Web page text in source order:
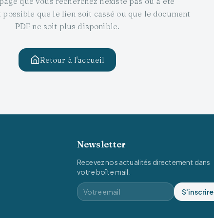
possible que le lien soit cassé ou que le document
PDF ne soit plus disponible.
Retour à l'accueil
Newsletter
Recevez nos actualités directement dans
votre boîte mail.
S'inscrire